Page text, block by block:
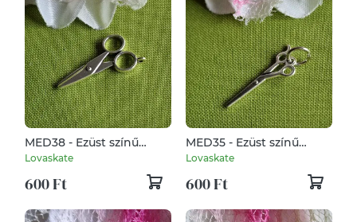
MED38 - Ezüst színű
szabó-varró medál
Lovaskate
600 Ft
MED35 - Ezüst színű
fodrász medál 10x30mm
Lovaskate
600 Ft